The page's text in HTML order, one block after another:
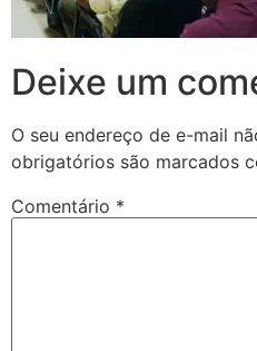
Deixe um
O seu endereço de e-mail
obrigatórios são marcados
Comentário *